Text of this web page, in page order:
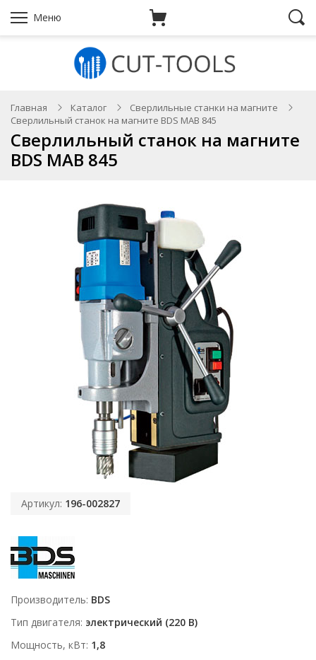
Меню
Главная Каталог
Сверлильные станки на магните
Сверлильный станок на магните BDS MAB 845
Сверлильный станок на магните
BDS MAB 845
Артикул: 196-002827
Производитель BDS
Тип двигателя электрический (220 В)
Мощность, кВт 1,8